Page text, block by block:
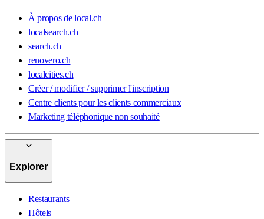
À propos de local.ch
localsearch.ch
search.ch
renovero.ch
localcities.ch
Créer / modifier / supprimer l'inscription
Centre clients pour les clients commerciaux
Marketing téléphonique non souhaité
Explorer
Restaurants
Hôtels